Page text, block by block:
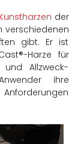
Kunstharzen der
verschiedenen
gibt. Er ist
Harze für
und Allzweck-
ihre